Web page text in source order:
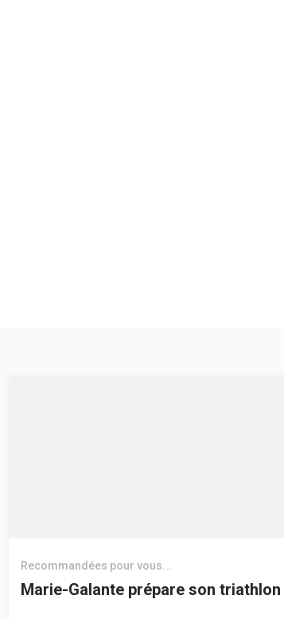
Recommandées pour vous...
Marie-Galante prépare son triathlon